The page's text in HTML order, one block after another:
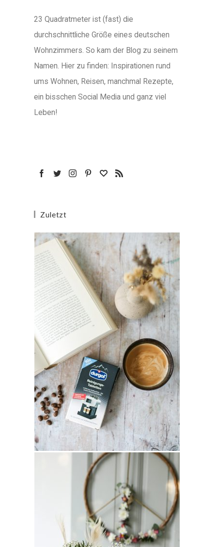
23 Quadratmeter ist (fast) die
durchschnittliche Größe eines deutschen
Wohnzimmers. So kam der Blog zu seinem
Namen. Hier zu finden: Inspirationen rund
ums Wohnen, Reisen, manchmal Rezepte,
ein bisschen Social Media und ganz viel
Leben!
Zuletzt